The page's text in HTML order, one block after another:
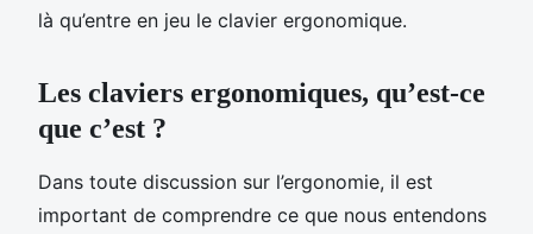
là qu’entre en jeu le clavier ergonomique.
Les claviers ergonomiques, qu’est-ce
que c’est ?
Dans toute discussion sur l’ergonomie, il est
important de comprendre ce que nous entendons